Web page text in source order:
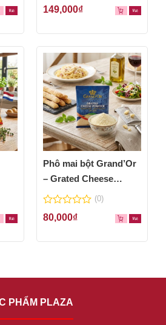
0
out
5
149,000₫
Phô mai bột Grand’Or
– Grated Cheese
Powder 100g
0
out
5
(0)
80,000₫
PHẨM PLAZA